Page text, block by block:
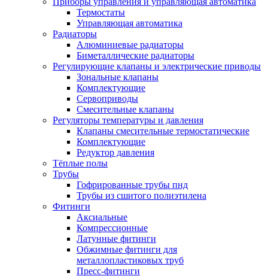
Термостаты
Управляющая автоматика
Радиаторы
Алюминиевые радиаторы
Биметаллические радиаторы
Регулирующие клапаны и электрические приводы
Зональные клапаны
Комплектующие
Сервоприводы
Смесительные клапаны
Регуляторы температуры и давления
Клапаны смесительные термостатические
Комплектующие
Редуктор давления
Тёплые полы
Трубы
Гофрированные трубы пнд
Трубы из сшитого полиэтилена
Фитинги
Аксиальные
Компрессионные
Латунные фитинги
Обжимные фитинги для
металлопластиковых труб
Пресс-фитинги